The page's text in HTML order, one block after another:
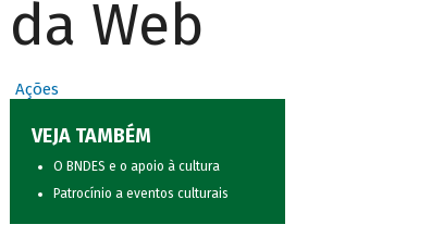
da Web
Ações
VEJA TAMBÉM
O BNDES e o apoio à cultura
Patrocínio a eventos culturais